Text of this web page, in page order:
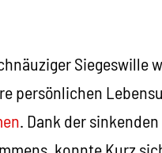
Siegeswille
persönlichen
. Dank der